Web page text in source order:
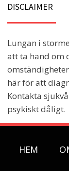
DISCLAIMER
Lungan i
att ta hand om
här för att
Kontakta
psykiskt dåligt.
HEM